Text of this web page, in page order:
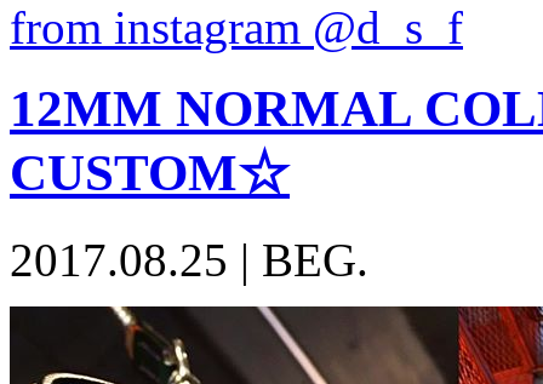
from instagram @d_s_f
12MM NORMAL
CUSTOM☆
2017.08.25 | BEG.